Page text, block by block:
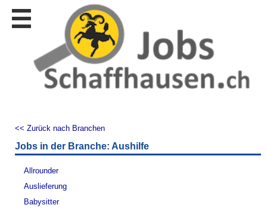
Stellen
Stellen
inserieren
Personalberatungen
WERBUNG
publizieren
JOB-
Lehrstellen
<< Zurück nach Branchen
Jobs in der Branche: Aushilfe
Allrounder
Auslieferung
Babysitter